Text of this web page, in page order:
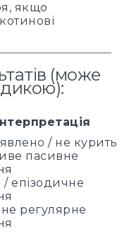
якщо
(може
Інтерпретація
/ не курить
пасивне
/ епізодичне
регулярне